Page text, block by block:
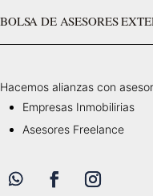
BOLSA DE ASESORES
Hacemos alianzas con
Empresas Inmobilirias
Asesores Freelance